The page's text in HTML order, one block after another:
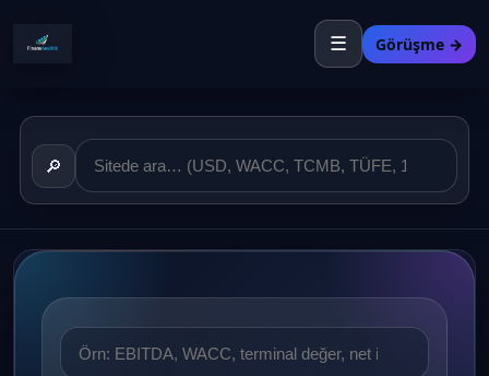
☰ Görüşme →
🔎